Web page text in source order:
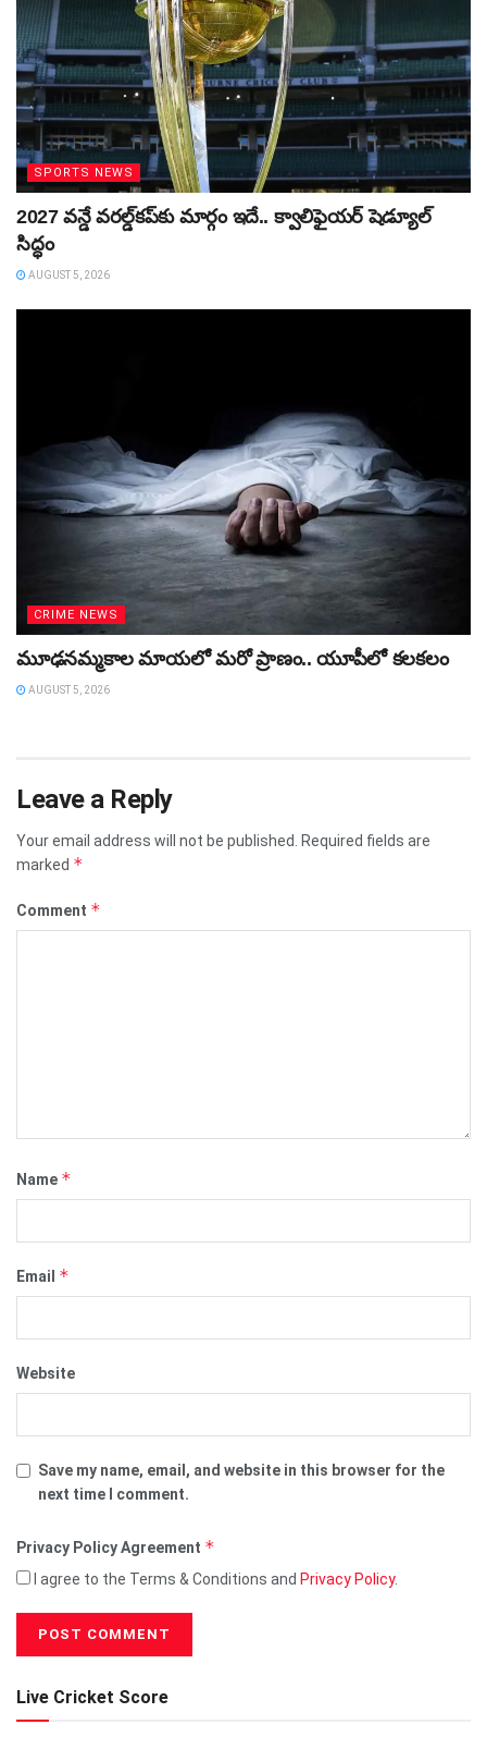
SPORTS NEWS
2027 వన్డే వరల్డ్‌కప్‌కు మార్గం ఇదే.. క్వాలిఫైయర్ షెడ్యూల్
సిద్ధం
AUGUST 5, 2026
CRIME NEWS
మూఢనమ్మకాల మాయలో మరో ప్రాణం.. యూపీలో కలకలం
AUGUST 5, 2026
Leave a Reply
Your email address will not be published. Required fields are
marked *
Comment *
Name *
Email *
Website
Save my name, email, and website in this browser for the
next time I comment.
Privacy Policy Agreement *
I agree to the Terms & Conditions and Privacy Policy.
Live Cricket Score